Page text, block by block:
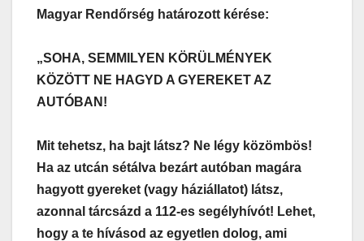
Magyar Rendőrség határozott kérése:
„SOHA, SEMMILYEN KÖRÜLMÉNYEK
KÖZÖTT NE HAGYD A GYEREKET AZ
AUTÓBAN!
Mit tehetsz, ha bajt látsz? Ne légy közömbös!
Ha az utcán sétálva bezárt autóban magára
hagyott gyereket (vagy háziállatot) látsz,
azonnal tárcsázd a 112-es segélyhívót! Lehet,
hogy a te hívásod az egyetlen dolog, ami